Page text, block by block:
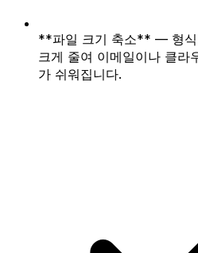
**파일 크기 축소** — 형식
크게 줄여 이메일이나 클라
가 쉬워집니다.